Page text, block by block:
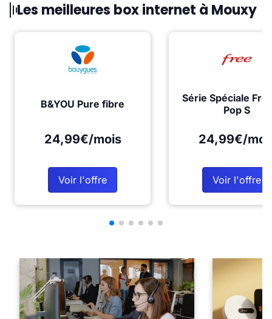
Les meilleures box internet à Mouxy
B&YOU Pure fibre
24,99€/mois
Voir l'offre
Série Spéciale
Pop S
24,99€/
Voir l'offre